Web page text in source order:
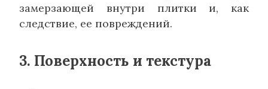
замерзающей внутри плитки и, как
следствие, ее повреждений.
3. Поверхность и текстура